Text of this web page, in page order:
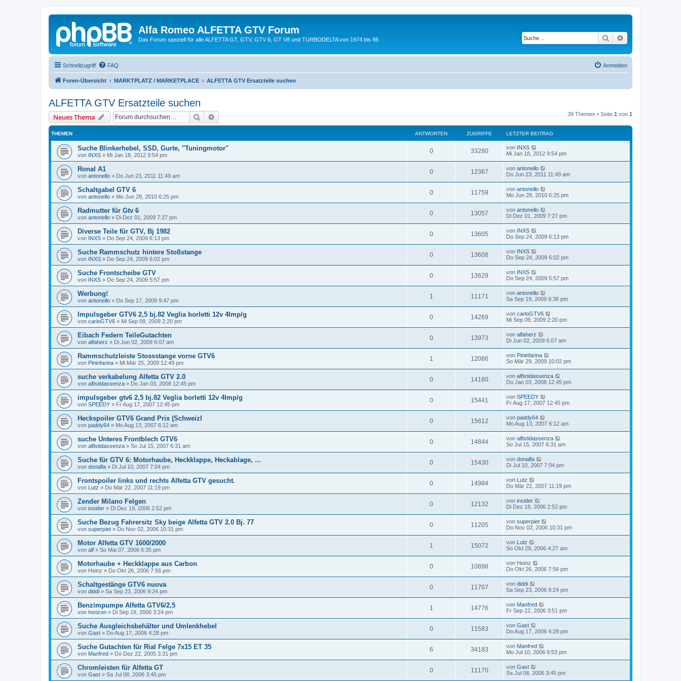
Alfa Romeo ALFETTA GTV Forum
Das Forum speziell für alle ALFETTA GT, GTV, GTV 6, GT V8 und TURBODELTA von 1974 bis 86 Suche
Schnellzugriff FAQ Anmelden
Foren-Übersicht MARKTPLATZ / MARKETPLACE ALFETTA GTV Ersatzteile suchen
ALFETTA GTV Ersatzteile suchen
Neues Thema Suche 39 Themen • Seite 1 von 1
THEMEN ANTWORTEN ZUGRIFFE LETZTER BEITRAG
Suche Blinkerhebel, SSD, Gurte, "Tuningmotor"
von INXS » Mi Jan 18, 2012 9:54 pm
0 33280 von INXS
Mi Jan 18, 2012 9:54 pm
Ronal A1
von antonello » Do Jun 23, 2011 11:49 am
0 12367 von antonello
Do Jun 23, 2011 11:49 am
Schaltgabel GTV 6
von antonello » Mo Jun 28, 2010 6:25 pm
0 11759 von antonello
Mo Jun 28, 2010 6:25 pm
Radmutter für Gtv 6
von antonello » Di Dez 01, 2009 7:27 pm
0 13057 von antonello
Di Dez 01, 2009 7:27 pm
Diverse Teile für GTV, Bj 1982
von INXS » Do Sep 24, 2009 6:13 pm
0 13605 von INXS
Do Sep 24, 2009 6:13 pm
Suche Rammschutz hintere Stoßstange
von INXS » Do Sep 24, 2009 6:02 pm
0 13608 von INXS
Do Sep 24, 2009 6:02 pm
Suche Frontscheibe GTV
von INXS » Do Sep 24, 2009 5:57 pm
0 13629 von INXS
Do Sep 24, 2009 5:57 pm
Werbung!
von antonello » Do Sep 17, 2009 9:47 pm
1 11171 von antonello
Sa Sep 19, 2009 6:36 pm
Impulsgeber GTV6 2,5 bj.82 Veglia borletti 12v 4Imp/g
von carloGTV6 » Mi Sep 09, 2009 2:20 pm
0 14269 von carloGTV6
Mi Sep 09, 2009 2:20 pm
Eibach Federn TeileGutachten
von alfaherz » Di Jun 02, 2009 6:07 am
0 13973 von alfaherz
Di Jun 02, 2009 6:07 am
Rammschutzleiste Stossstange vorne GTV6
von Pininfarina » Mi Mär 25, 2009 12:49 pm
1 12086 von Pininfarina
So Mär 29, 2009 10:02 pm
suche verkabelung Alfetta GTV 2.0
von alfistidassenza » Do Jan 03, 2008 12:45 pm
0 14180 von alfistidassenza
Do Jan 03, 2008 12:45 pm
impulsgeber gtv6 2,5 bj.82 Veglia borletti 12v 4Imp/g
von SPEEDY » Fr Aug 17, 2007 12:45 pm
0 15441 von SPEEDY
Fr Aug 17, 2007 12:45 pm
Heckspoiler GTV6 Grand Prix (SchweizI
von paddy64 » Mo Aug 13, 2007 6:12 am
0 15612 von paddy64
Mo Aug 13, 2007 6:12 am
suche Unteres Frontblech GTV6
von alfistidassenza » So Jul 15, 2007 6:31 am
0 14844 von alfistidassenza
So Jul 15, 2007 6:31 am
Suche für GTV 6: Motorhaube, Heckklappe, Heckablage, ...
von donalfa » Di Jul 10, 2007 7:04 pm
0 15430 von donalfa
Di Jul 10, 2007 7:04 pm
Frontspoiler links und rechts Alfetta GTV gesucht.
von Lutz » Do Mär 22, 2007 11:19 pm
0 14984 von Lutz
Do Mär 22, 2007 11:19 pm
Zender Milano Felgen
von insider » Di Dez 19, 2006 2:52 pm
0 12132 von insider
Di Dez 19, 2006 2:52 pm
Suche Bezug Fahrersitz Sky beige Alfetta GTV 2.0 Bj. 77
von superpiet » Do Nov 02, 2006 10:31 pm
0 11205 von superpiet
Do Nov 02, 2006 10:31 pm
Motor Alfetta GTV 1600/2000
von alf » So Mai 07, 2006 6:35 pm
1 15072 von Lutz
So Okt 29, 2006 4:27 am
Motorhaube + Heckklappe aus Carbon
von Heinz » Do Okt 26, 2006 7:56 pm
0 10898 von Heinz
Do Okt 26, 2006 7:56 pm
Schaltgestänge GTV6 nuova
von diddi » Sa Sep 23, 2006 9:24 pm
0 11707 von diddi
Sa Sep 23, 2006 9:24 pm
Benzimpumpe Alfetta GTV6/2,5
von horizon » Di Sep 19, 2006 3:24 pm
1 14776 von Manfred
Fr Sep 22, 2006 3:51 pm
Suche Ausgleichsbehälter und Umlenkhebel
von Gast » Do Aug 17, 2006 4:28 pm
0 11583 von Gast
Do Aug 17, 2006 4:28 pm
Suche Gutachten für Rial Felge 7x15 ET 35
von Manfred » Do Dez 22, 2005 3:31 pm
6 34183 von Manfred
Mo Jul 10, 2006 9:53 pm
Chromleisten für Alfetta GT
von Gast » Sa Jul 08, 2006 3:45 pm
0 11170 von Gast
Sa Jul 08, 2006 3:45 pm